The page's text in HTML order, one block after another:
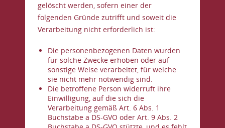
gelöscht werden, sofern einer der
folgenden Gründe zutrifft und soweit die
Verarbeitung nicht erforderlich ist:
Die personenbezogenen Daten wurden
für solche Zwecke erhoben oder auf
sonstige Weise verarbeitet, für welche
sie nicht mehr notwendig sind.
Die betroffene Person widerruft ihre
Einwilligung, auf die sich die
Verarbeitung gemäß Art. 6 Abs. 1
Buchstabe a DS-GVO oder Art. 9 Abs. 2